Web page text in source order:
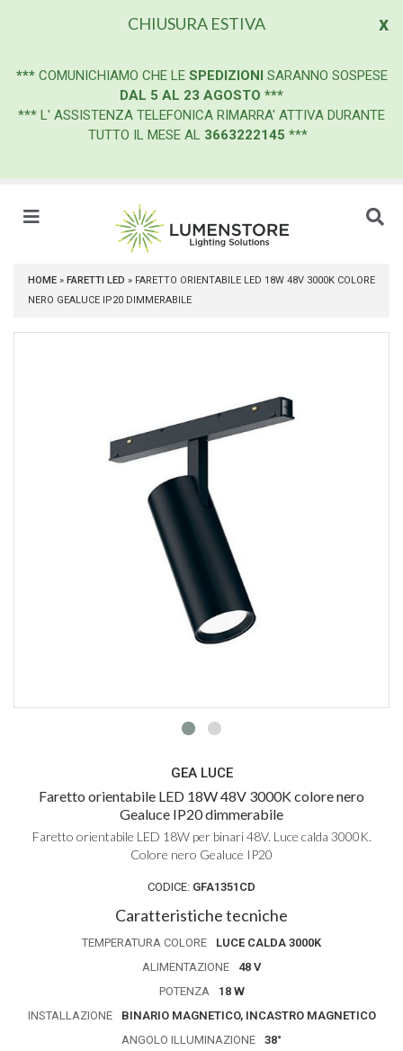
x
CHIUSURA ESTIVA
*** COMUNICHIAMO CHE LE SPEDIZIONI SARANNO SOSPESE
DAL 5 AL 23 AGOSTO ***
*** L' ASSISTENZA TELEFONICA RIMARRA' ATTIVA DURANTE
TUTTO IL MESE AL 3663222145 ***
HOME » FARETTI LED » FARETTO ORIENTABILE LED 18W 48V 3000K COLORE
NERO GEALUCE IP20 DIMMERABILE
GEA LUCE
Faretto orientabile LED 18W 48V 3000K colore nero
Gealuce IP20 dimmerabile
Faretto orientabile LED 18W per binari 48V. Luce calda 3000K.
Colore nero Gealuce IP20
CODICE: GFA1351CD
Caratteristiche tecniche
TEMPERATURA COLORE
LUCE CALDA 3000K
ALIMENTAZIONE
48 V
POTENZA
18 W
INSTALLAZIONE
BINARIO MAGNETICO, INCASTRO MAGNETICO
ANGOLO ILLUMINAZIONE
38°